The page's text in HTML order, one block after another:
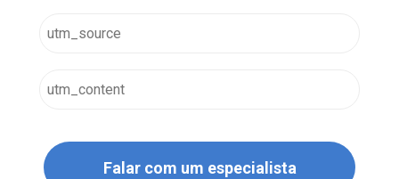
Falar com um especialista